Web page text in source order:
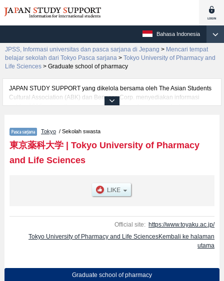
Bahasa Indonesia
JPSS, Informasi universitas dan pasca sarjana di Jepang > Mencari tempat
belajar sekolah dari Tokyo Pasca sarjana > Tokyo University of Pharmacy and
Life Sciences > Graduate school of pharmacy
JAPAN STUDY SUPPORT yang dikelola bersama oleh The Asian Students
Cultural Association (ABK) dan Benesse Corp. menyediakan informasi
sekitar 1300 universitas, pascasarjana, universitas yunior, akademi
Sciences, mencakup informasi per jurusan riset seperti %% research %%,
serta berbagai informasi yang berguna bagi mahasiswa(i) mancanegara
seperti kuota untuk jumlah pendaftar dan jumlah kelulusan ujian masuk
mahasiswa(i) mancanegara, informasi mengenai ujian masuk, prasarana
Tokyo / Sekolah swasta
東京薬科大学| Tokyo University of Pharmacy
and Life Sciences
Official site: https://www.toyaku.ac.jp/
Tokyo University of Pharmacy and Life SciencesKembali ke halaman
utama
Graduate school of pharmacy